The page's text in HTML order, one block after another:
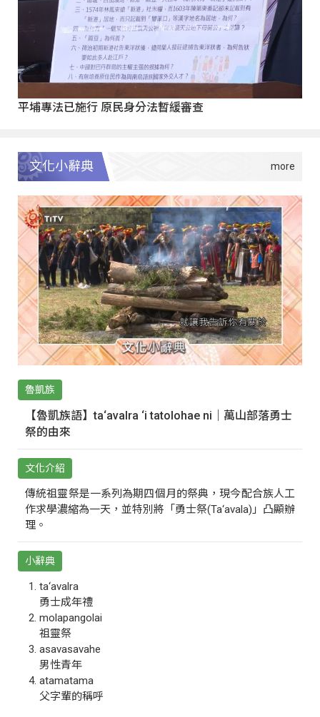
平埔專法已施行 原民身分法暫緩審查
文化小辭典
魯凱族
【魯凱族語】ta‘avalra ‘i tatolohae ni｜萬山部落勇士
祭的由來
文化介紹
傳統祖靈祭是一系列為期四個月的祭典，現今配合族人工
作求學濃縮為一天，並特別將「勇士祭(Ta‘avala)」凸顯辦
理。
小辭典
ta‘avalra
勇士成年禮
molapangolai
祖靈祭
asavasavahe
男性青年
atamatama
父字輩的稱呼